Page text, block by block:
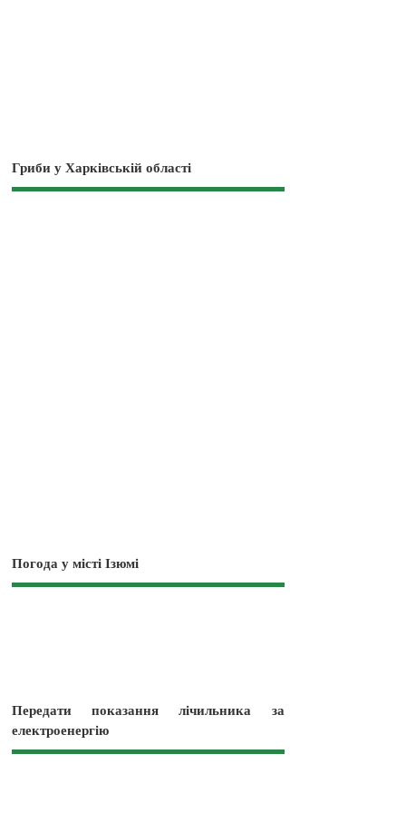
Гриби у Харківській області
Погода у місті Ізюмі
Передати показання лічильника за
електроенергію